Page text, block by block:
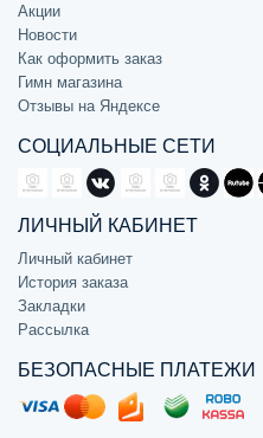
Акции
Новости
Как оформить заказ
Гимн магазина
Отзывы на Яндексе
СОЦИАЛЬНЫЕ СЕТИ
ЛИЧНЫЙ КАБИНЕТ
Личный кабинет
История заказа
Закладки
Рассылка
БЕЗОПАСНЫЕ ПЛАТЕЖИ